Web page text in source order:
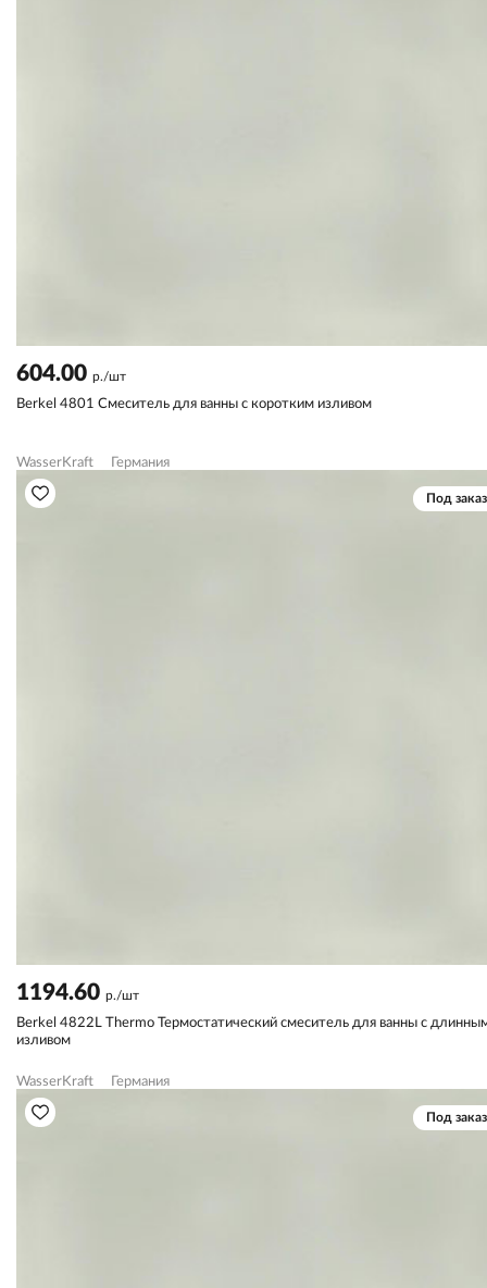
604.00 р./шт
Berkel 4801 Смеситель для ванны с коротким изливом
WasserKraft Германия
Под заказ
1194.60 р./шт
Berkel 4822L Thermo Термостатический смеситель для ванны с
изливом
WasserKraft Германия
Под заказ